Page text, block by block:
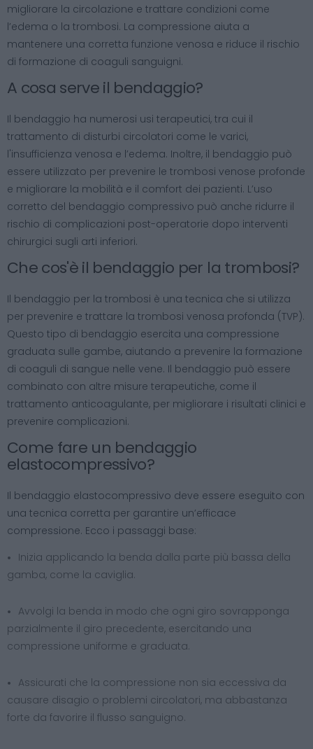
migliorare la circolazione e trattare condizioni come
l’edema o la trombosi. La compressione aiuta a
mantenere una corretta funzione venosa e riduce il rischio
di formazione di coaguli sanguigni.
A cosa serve il bendaggio?
Il bendaggio ha numerosi usi terapeutici, tra cui il
trattamento di disturbi circolatori come le varici,
l'insufficienza venosa e l’edema. Inoltre, il bendaggio può
essere utilizzato per prevenire le trombosi venose profonde
e migliorare la mobilità e il comfort dei pazienti. L’uso
corretto del bendaggio compressivo può anche ridurre il
rischio di complicazioni post-operatorie dopo interventi
chirurgici sugli arti inferiori.
Che cos'è il bendaggio per la trombosi?
Il bendaggio per la trombosi è una tecnica che si utilizza
per prevenire e trattare la trombosi venosa profonda (TVP).
Questo tipo di bendaggio esercita una compressione
graduata sulle gambe, aiutando a prevenire la formazione
di coaguli di sangue nelle vene. Il bendaggio può essere
combinato con altre misure terapeutiche, come il
trattamento anticoagulante, per migliorare i risultati clinici e
prevenire complicazioni.
Come fare un bendaggio
elastocompressivo?
Il bendaggio elastocompressivo deve essere eseguito con
una tecnica corretta per garantire un’efficace
compressione. Ecco i passaggi base:
Inizia applicando la benda dalla parte più bassa della
gamba, come la caviglia.
Avvolgi la benda in modo che ogni giro sovrapponga
parzialmente il giro precedente, esercitando una
compressione uniforme e graduata.
Assicurati che la compressione non sia eccessiva da
causare disagio o problemi circolatori, ma abbastanza
forte da favorire il flusso sanguigno.